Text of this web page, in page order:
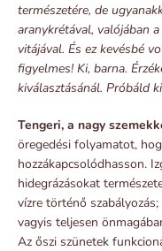
természetére, de
aranykrétával, valójában
vitájával. És ez kevésbé
figyelmes! Ki, barna.
kiválasztásánál. Próbáld
Tengeri, a nagy
öregedési folyamatot,
hozzákapcsolódhasson.
hidegrázásokat
vízre történő
vagyis teljesen
Az őszi szünetek